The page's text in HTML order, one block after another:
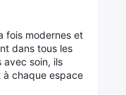
fois modernes et
dans tous les
avec soin, ils
chaque espace